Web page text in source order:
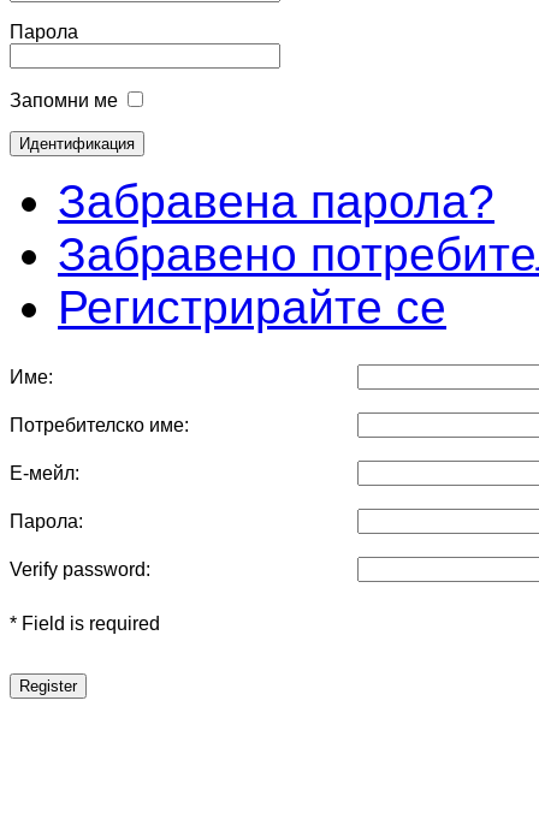
Парола
Запомни ме
Забравена парола?
Забравено
Регистрирайте се
Име:
Потребителско име:
Е-мейл:
Парола:
Verify password:
* Field is required
Register